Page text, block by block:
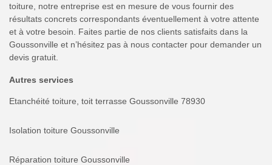
toiture, notre entreprise est en mesure de vous fournir des
résultats concrets correspondants éventuellement à votre attente
et à votre besoin. Faites partie de nos clients satisfaits dans la
Goussonville et n’hésitez pas à nous contacter pour demander un
devis gratuit.
Autres services
Etanchéité toiture, toit terrasse Goussonville 78930
Isolation toiture Goussonville
Réparation toiture Goussonville